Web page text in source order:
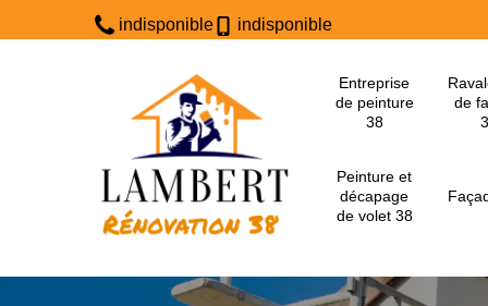
indisponible indisponible
Entreprise
de peinture
38
de
Peinture et
décapage
de volet 38